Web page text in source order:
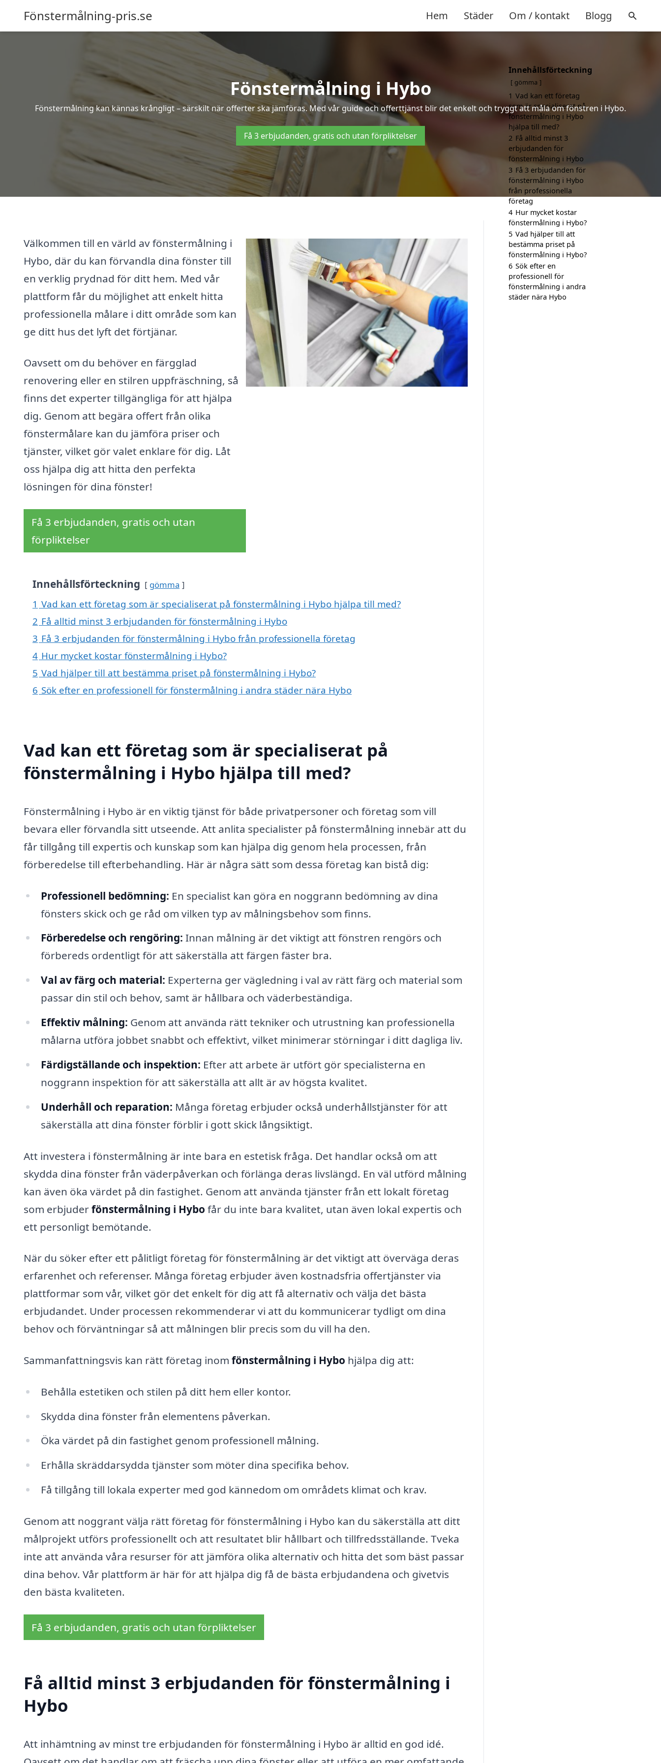
Fönstermålning-pris.se Hem Städer Om / kontakt Blogg
Fönstermålning i Hybo
Fönstermålning kan kännas krångligt – särskilt när offerter ska jämföras. Med vår guide och offerttjänst blir det enkelt och tryggt att måla om fönstren i Hybo.
Få 3 erbjudanden, gratis och utan förpliktelser
Välkommen till en värld av fönstermålning i
Hybo, där du kan förvandla dina fönster till
en verklig prydnad för ditt hem. Med vår
plattform får du möjlighet att enkelt hitta
professionella målare i ditt område som kan
ge ditt hus det lyft det förtjänar.
Oavsett om du behöver en färgglad
renovering eller en stilren uppfräschning, så
finns det experter tillgängliga för att hjälpa
dig. Genom att begära offert från olika
fönstermålare kan du jämföra priser och
tjänster, vilket gör valet enklare för dig. Låt
oss hjälpa dig att hitta den perfekta
lösningen för dina fönster!
Få 3 erbjudanden, gratis och utan
förpliktelser
Innehållsförteckning gömma
1 Vad kan ett företag som är specialiserat på fönstermålning i Hybo hjälpa till med?
2 Få alltid minst 3 erbjudanden för fönstermålning i Hybo
3 Få 3 erbjudanden för fönstermålning i Hybo från professionella företag
4 Hur mycket kostar fönstermålning i Hybo?
5 Vad hjälper till att bestämma priset på fönstermålning i Hybo?
6 Sök efter en professionell för fönstermålning i andra städer nära Hybo
Vad kan ett företag som är specialiserat på
fönstermålning i Hybo hjälpa till med?
Fönstermålning i Hybo är en viktig tjänst för både privatpersoner och företag som vill
bevara eller förvandla sitt utseende. Att anlita specialister på fönstermålning innebär att du
får tillgång till expertis och kunskap som kan hjälpa dig genom hela processen, från
förberedelse till efterbehandling. Här är några sätt som dessa företag kan bistå dig:
Professionell bedömning: En specialist kan göra en noggrann bedömning av dina
fönsters skick och ge råd om vilken typ av målningsbehov som finns.
Förberedelse och rengöring: Innan målning är det viktigt att fönstren rengörs och
förbereds ordentligt för att säkerställa att färgen fäster bra.
Val av färg och material: Experterna ger vägledning i val av rätt färg och material som
passar din stil och behov, samt är hållbara och väderbeständiga.
Effektiv målning: Genom att använda rätt tekniker och utrustning kan professionella
målarna utföra jobbet snabbt och effektivt, vilket minimerar störningar i ditt dagliga liv.
Färdigställande och inspektion: Efter att arbete är utfört gör specialisterna en
noggrann inspektion för att säkerställa att allt är av högsta kvalitet.
Underhåll och reparation: Många företag erbjuder också underhållstjänster för att
säkerställa att dina fönster förblir i gott skick långsiktigt.
Att investera i fönstermålning är inte bara en estetisk fråga. Det handlar också om att
skydda dina fönster från väderpåverkan och förlänga deras livslängd. En väl utförd målning
kan även öka värdet på din fastighet. Genom att använda tjänster från ett lokalt företag
som erbjuderfönstermålning i Hybo får du inte bara kvalitet, utan även lokal expertis och
ett personligt bemötande.
När du söker efter ett pålitligt företag för fönstermålning är det viktigt att överväga deras
erfarenhet och referenser. Många företag erbjuder även kostnadsfria offertjänster via
plattformar som vår, vilket gör det enkelt för dig att få alternativ och välja det bästa
erbjudandet. Under processen rekommenderar vi att du kommunicerar tydligt om dina
behov och förväntningar så att målningen blir precis som du vill ha den.
Sammanfattningsvis kan rätt företag inom fönstermålning i Hybo hjälpa dig att:
Behålla estetiken och stilen på ditt hem eller kontor.
Skydda dina fönster från elementens påverkan.
Öka värdet på din fastighet genom professionell målning.
Erhålla skräddarsydda tjänster som möter dina specifika behov.
Få tillgång till lokala experter med god kännedom om områdets klimat och krav.
Genom att noggrant välja rätt företag för fönstermålning i Hybo kan du säkerställa att ditt
målprojekt utförs professionellt och att resultatet blir hållbart och tillfredsställande. Tveka
inte att använda våra resurser för att jämföra olika alternativ och hitta det som bäst passar
dina behov. Vår plattform är här för att hjälpa dig få de bästa erbjudandena och givetvis
den bästa kvaliteten.
Få 3 erbjudanden, gratis och utan förpliktelser
Få alltid minst 3 erbjudanden för fönstermålning i
Hybo
Att inhämtning av minst tre erbjudanden för fönstermålning i Hybo är alltid en god idé.
Innehållsförteckning
gömma
1 Vad kan ett företag
som är specialiserat på
fönstermålning i Hybo
hjälpa till med?
2 Få alltid minst 3
erbjudanden för
fönstermålning i Hybo
3 Få 3 erbjudanden för
fönstermålning i Hybo
från professionella
företag
4 Hur mycket kostar
fönstermålning i Hybo?
5 Vad hjälper till att
bestämma priset på
fönstermålning i Hybo?
6 Sök efter en
professionell för
fönstermålning i andra
städer nära Hybo